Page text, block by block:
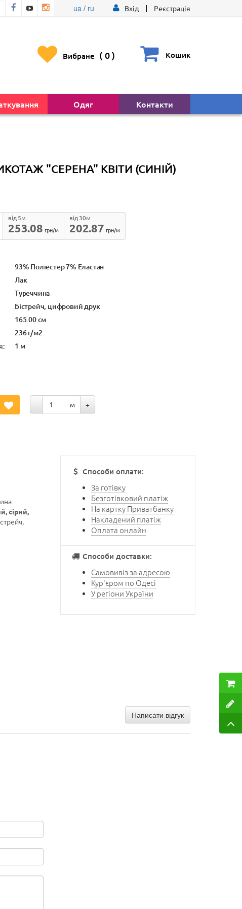
ua/ ru Вхід Реєстрація
Вибране ( 0) Кошик
Одяг Контакти
"СЕРЕНА" КВІТИ (СИНІЙ)
253.08
від 5м
грн/м
202.87
від 30м
грн/м
93% Поліестер 7% Еластан
Лак
Туреччина
Бістрейч, цифровий друк
165.00 см
236 г/м2
1 м
- м +
сірий,
Способи оплати:
За готівку
Безготівковий платіж
На картку Приватбанку
Накладений платіж
Оплата онлайн
Способи доставки:
Самовивіз за адресою
Кур'єром по Одесі
У регіони України
Написати відгук